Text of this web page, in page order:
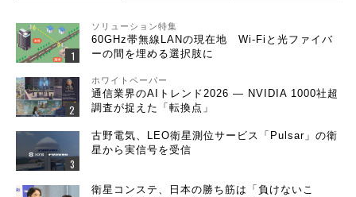
ソリューション特集
60GHz帯無線LANの現在地 Wi-Fiと光ファイバ
ーの間を埋める選択肢に
ホワイトペーパー
通信業界のAIトレンド2026 ― NVIDIA 1000社超
調査が捉えた「転換点」
古野電気、LEO衛星測位サービス「Pulsar」の衛
星から実信号を受信
衛星コンステ、日本の勝ち筋は「負けないこ